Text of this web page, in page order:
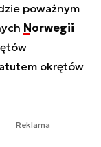
poważnym
Norwegii
okrętów
Reklama